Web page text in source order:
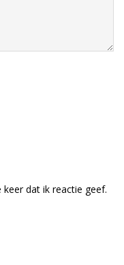
dat ik reactie geef.